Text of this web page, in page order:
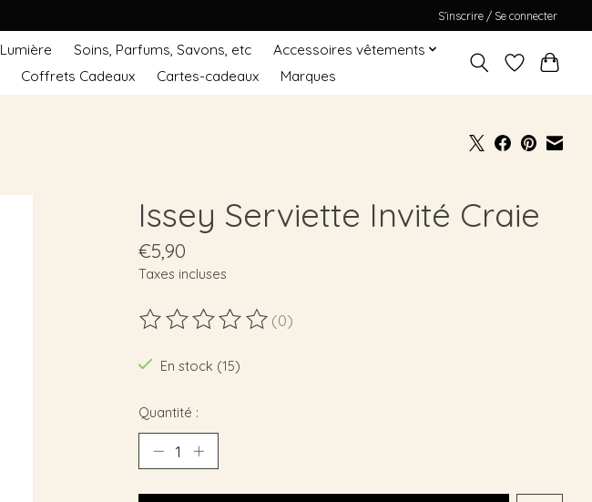
S’inscrire / Se connecter
Lumière Soins, Parfums, Savons, etc
Accessoires vêtements
Coffrets Cadeaux Cartes-cadeaux Marques
Issey Serviette Invité Craie
€5,90
Taxes incluses
Ce produit est évalué à
(0)
En stock (15)
Quantité :